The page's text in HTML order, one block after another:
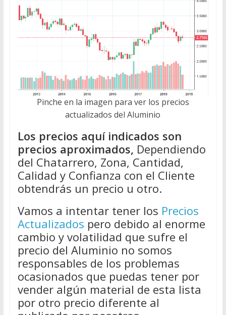
Pinche en la imagen para ver los precios
actualizados del Aluminio
Los precios aquí indicados son
precios aproximados, Dependiendo
del Chatarrero, Zona, Cantidad,
Calidad y Confianza con el Cliente
obtendrás un precio u otro.
Vamos a intentar tener los Precios
Actualizados pero debido al enorme
cambio y volatilidad que sufre el
precio del Aluminio no somos
responsables de los problemas
ocasionados que puedas tener por
vender algún material de esta lista
por otro precio diferente al